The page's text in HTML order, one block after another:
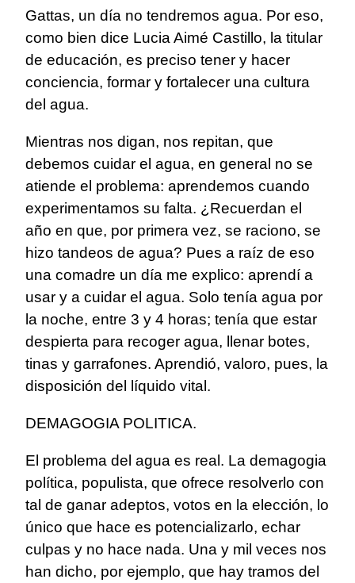
Gattas, un día no tendremos agua. Por eso,
como bien dice Lucia Aimé Castillo, la titular
de educación, es preciso tener y hacer
conciencia, formar y fortalecer una cultura
del agua.
Mientras nos digan, nos repitan, que
debemos cuidar el agua, en general no se
atiende el problema: aprendemos cuando
experimentamos su falta. ¿Recuerdan el
año en que, por primera vez, se raciono, se
hizo tandeos de agua? Pues a raíz de eso
una comadre un día me explico: aprendí a
usar y a cuidar el agua. Solo tenía agua por
la noche, entre 3 y 4 horas; tenía que estar
despierta para recoger agua, llenar botes,
tinas y garrafones. Aprendió, valoro, pues, la
disposición del líquido vital.
DEMAGOGIA POLITICA.
El problema del agua es real. La demagogia
política, populista, que ofrece resolverlo con
tal de ganar adeptos, votos en la elección, lo
único que hace es potencializarlo, echar
culpas y no hace nada. Una y mil veces nos
han dicho, por ejemplo, que hay tramos del